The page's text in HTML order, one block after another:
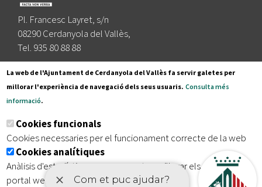
Pl. Francesc Layret, s/n
08290 Cerdanyola del Vallès,
Tel. 935 80 88 88
Segueix-nos a:
Subscriu-te al nostre butlletí
Inici | Avís legal | Protecció de dades Mapa del lloc
| Accessibilitat
La web de l'Ajuntament de Cerdanyola del Vallès fa servir galetes per
millorar l'experiència de navegació dels seus usuaris. Consulta més
informació.
Cookies funcionals
Cookies necessaries per el funcionament correcte de la web
Cookies analítiques
Anàlisis d'estadístiques que permeten millorar els serveis del
portal web